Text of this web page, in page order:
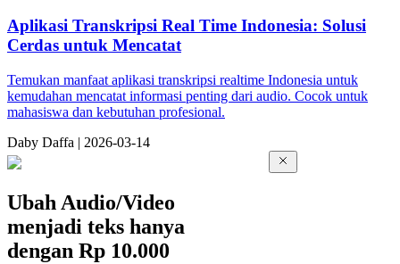
Aplikasi Transkripsi Real Time Indonesia: Solusi
Cerdas untuk Mencatat
Temukan manfaat aplikasi transkripsi realtime Indonesia untuk
kemudahan mencatat informasi penting dari audio. Cocok untuk
mahasiswa dan kebutuhan profesional.
Daby Daffa | 2026-03-14
Ubah Audio/Video
menjadi teks hanya
dengan Rp 10.000